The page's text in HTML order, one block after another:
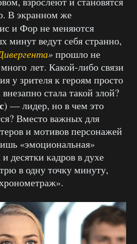
В экранном же
и Фор не меняются
минут ведут себя странно,
»прошло не
лет. Какой-либо связи
у зрителя к героям просто
стала такой злой?
) — лидер, но в чем это
Вместо важных для
и мотивов персонажей
«эмоциональная»
десятки кадров в духе
в одну точку минуту,